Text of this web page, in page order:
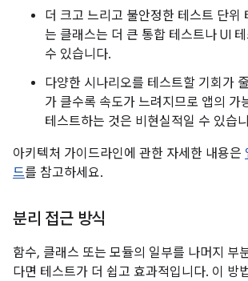
더 크고 느리고 불안정한 테스트 단위
는 클래스는 더 큰 통합 테스트나 UI
수 있습니다.
다양한 시나리오를 테스트할 기회가
가 클수록 속도가 느려지므로 앱의 가
테스트하는 것은 비현실적일 수 있습
아키텍처 가이드라인에 관한 자세한 내용은
드를 참고하세요.
분리 접근 방식
함수, 클래스 또는 모듈의 일부를 나머지 부
다면 테스트가 더 쉽고 효과적입니다. 이 방